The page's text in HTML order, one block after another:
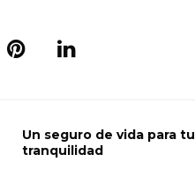
Un seguro de vida para tu
tranquilidad